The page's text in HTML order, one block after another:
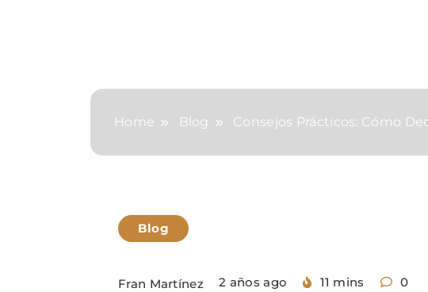
Home Blog Consejos Prácticos: Cómo
Blog
Fran Martínez 2 años ago 11 mins 0